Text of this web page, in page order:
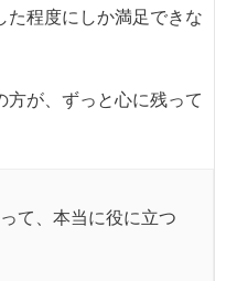
た程度にしか満足できな
方が、ずっと心に残って
て、本当に役に立つ